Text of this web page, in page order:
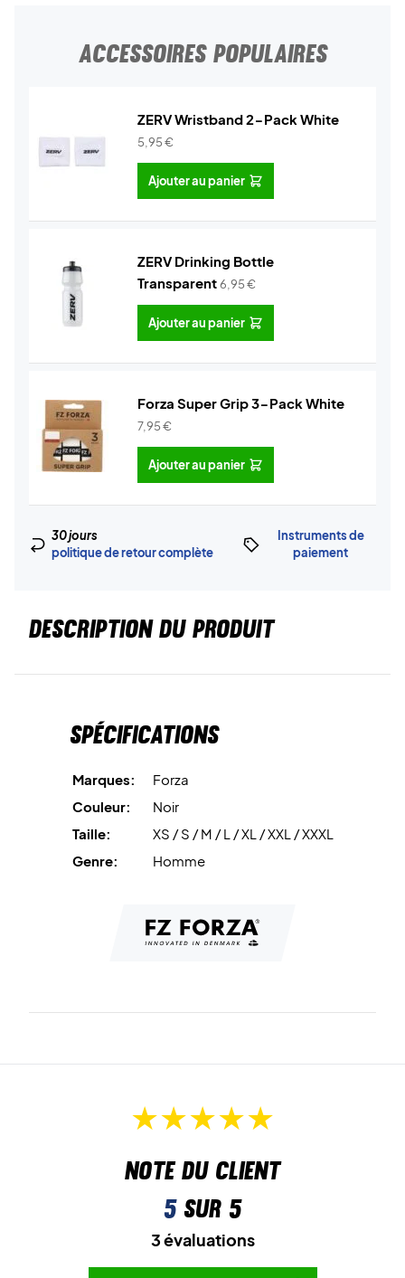
ACCESSOIRES POPULAIRES
ZERV Wristband 2-Pack White
5,95€
Ajouter au panier
ZERV Drinking Bottle
Transparent6,95€
Ajouter au panier
Forza Super Grip 3-Pack White
7,95€
Ajouter au panier
30 jours
politique de retour complète
Instruments de
paiement
DESCRIPTION DU PRODUIT
Spécifications
Marques:
Forza
Couleur:
Noir
Taille:
XS / S / M / L / XL / XXL / XXXL
Genre:
Homme
Note du client
5sur 5
3 évaluations